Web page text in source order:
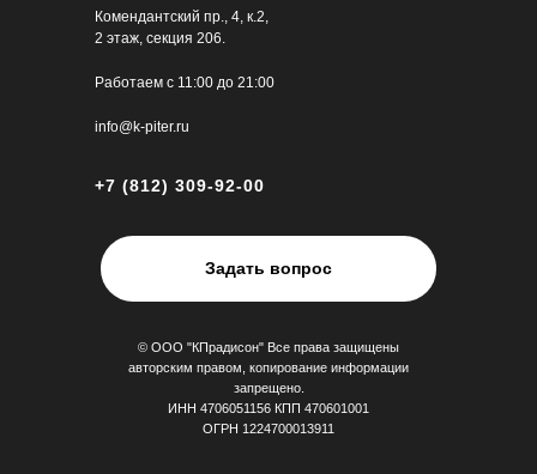
© ООО "КПрадисон" Все права защищены
авторским правом, копирование информации
запрещено.
ИНН 4706051156 КПП 470601001
ОГРН 1224700013911
+7 (812) 309-92-00
Задать вопрос
Комендантский пр., 4, к.2,
2 этаж, секция 206.
Работаем с 11:00 до 21:00
info@k-piter.ru